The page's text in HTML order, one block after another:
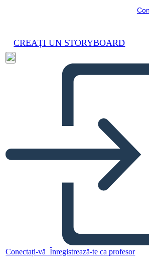
CREAȚI UN STORYBOARD
Conectați-vă Înregistrează-te ca profesor
Copiați acest Storyboard